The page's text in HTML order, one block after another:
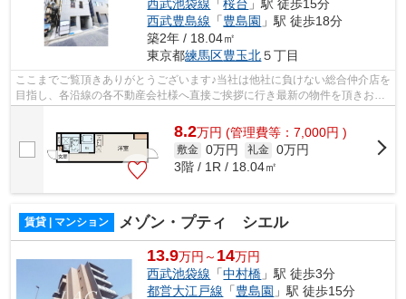
西武池袋線 「桜台 」駅 徒歩15分
西武豊島線 「豊島園 」駅 徒歩18分
築2年 / 18.04㎡
東京都練馬区豊玉北５丁目
ここまでご覧頂きありがとうございます♪当社は他社に負けない総合仲介店を
目指し、各沿線の各不動産会社様へ直接ご挨拶に行き最新の物件を頂きお客
様へ提供しております！最新の情報は...
8.2万円 (管理費等：7,000円 )
敷金 0万円 礼金 0万円
3階 / 1R / 18.04㎡
賃貸 | マンション メゾン・プティ シエル
13.9万円～ 14万円
西武池袋線 「中村橋 」駅 徒歩3分
都営大江戸線 「豊島園 」駅 徒歩15分